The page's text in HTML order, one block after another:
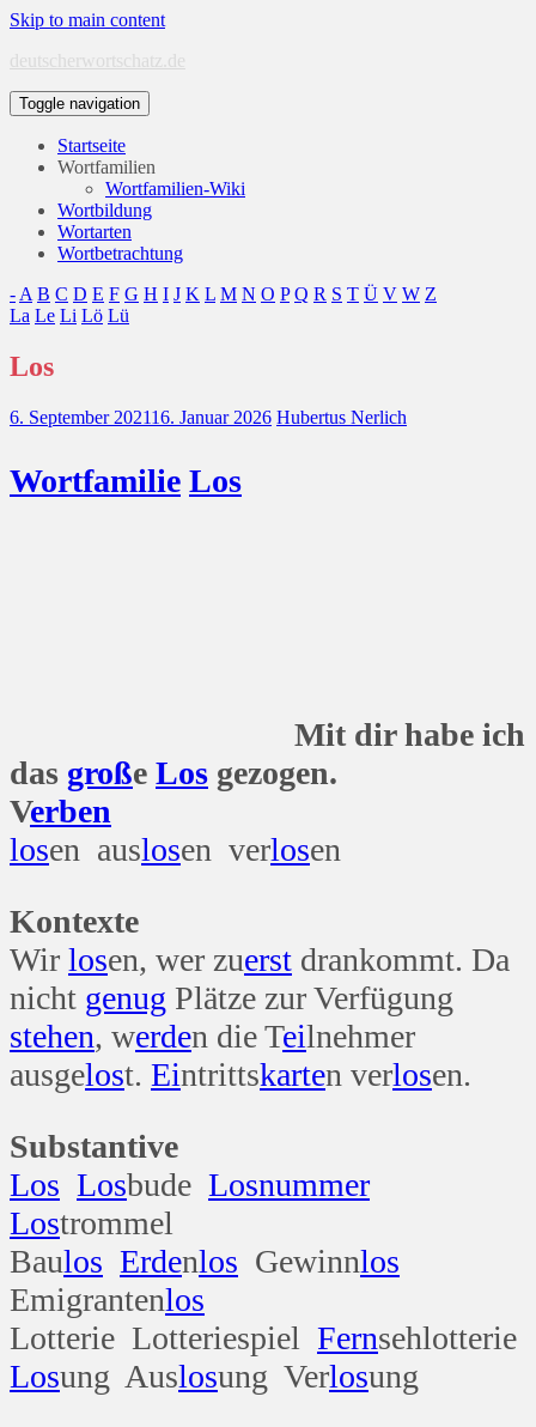
Skip to main content
deutscherwortschatz.de
Toggle navigation
Startseite
Wortfamilien
Wortfamilien-Wiki
Wortbildung
Wortarten
Wortbetrachtung
- A B C D E F G H I J K L M N O P Q R S T Ü V W Z
La Le Li Lö Lü
Los
6. September 202116. Januar 2026 Hubertus Nerlich
Wortfamilie Los
Mit dir habe ich
das große Los gezogen.
Verben
losen auslosen verlosen
Kontexte
Wir losen, wer zuerst drankommt. Da
nicht genug Plätze zur Verfügung
stehen, werden die Teilnehmer
ausgelost. Eintrittskarten verlosen.
Substantive
Los Losbude Losnummer
Lostrommel
Baulos Erdenlos Gewinnlos
Emigrantenlos
Lotterie Lotteriespiel Fernsehlotterie
Losung Auslosung Verlosung